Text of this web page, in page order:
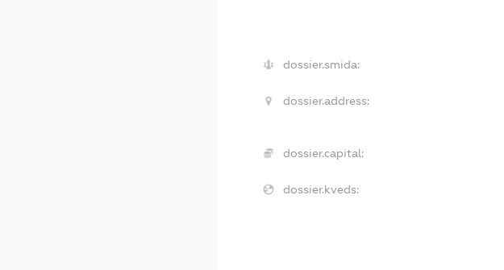
dossier.smida:
dossier.address:
dossier.capital:
dossier.kveds: